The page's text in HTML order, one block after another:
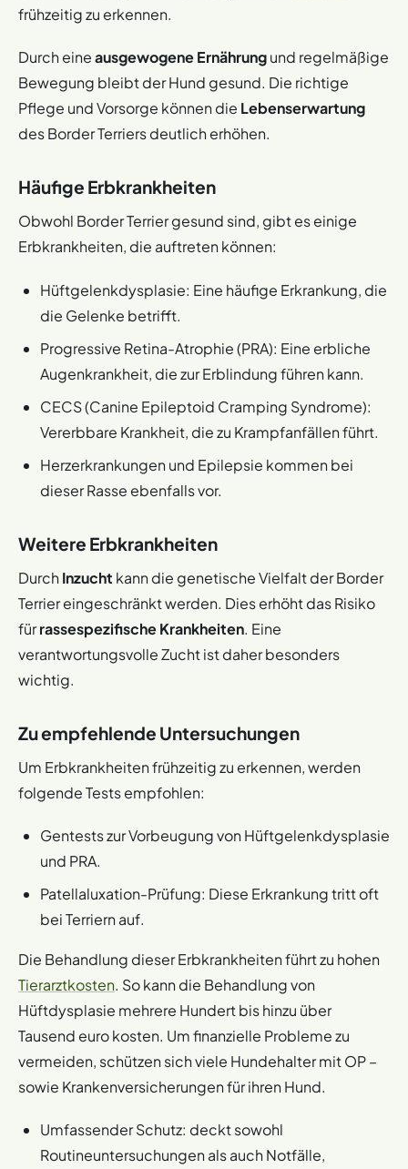
frühzeitig zu erkennen.
Durch eineausgewogene Ernährungund regelmäßige
Bewegung bleibt der Hund gesund. Die richtige
Pflege und Vorsorge können die Lebenserwartung
des Border Terriers deutlich erhöhen.
Häufige Erbkrankheiten​
Obwohl Border Terrier gesund sind, gibt es einige
Erbkrankheiten, die auftreten können:
Hüftgelenkdysplasie: Eine häufige Erkrankung, die
die Gelenke betrifft.
Progressive Retina-Atrophie (PRA): Eine erbliche
Augenkrankheit, die zur Erblindung führen kann.
CECS (Canine Epileptoid Cramping Syndrome):
Vererbbare Krankheit, die zu Krampfanfällen führt.
Herzerkrankungen und Epilepsie kommen bei
dieser Rasse ebenfalls vor.
Weitere Erbkrankheiten
DurchInzucht kann die genetische Vielfalt der Border
Terrier eingeschränkt werden. Dies erhöht das Risiko
fürrassespezifische Krankheiten. Eine
verantwortungsvolle Zucht ist daher besonders
wichtig.
Zu empfehlende Untersuchungen
Um Erbkrankheiten frühzeitig zu erkennen, werden
folgende Tests empfohlen:
Gentests zur Vorbeugung von Hüftgelenkdysplasie
und PRA.
Patellaluxation-Prüfung: Diese Erkrankung tritt oft
bei Terriern auf.
Die Behandlung dieser Erbkrankheiten führt zu hohen
Tierarztkosten. So kann die Behandlung von
Hüftdysplasie mehrere Hundert bis hinzu über
Tausend euro kosten. Um finanzielle Probleme zu
vermeiden, schützen sich viele Hundehalter mit OP –
sowie Krankenversicherungen für ihren Hund.
Umfassender Schutz: deckt sowohl
Routineuntersuchungen als auch Notfälle,